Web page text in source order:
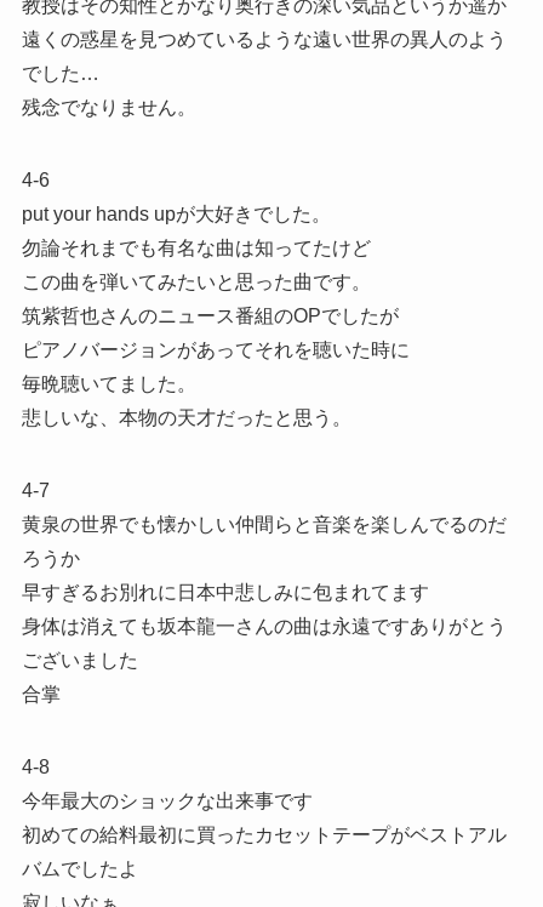
教授はその知性とかなり奥行きの深い気品というか遥か
遠くの惑星を見つめているような遠い世界の異人のよう
でした…
残念でなりません。
4-6
put your hands upが大好きでした。
勿論それまでも有名な曲は知ってたけど
この曲を弾いてみたいと思った曲です。
筑紫哲也さんのニュース番組のOPでしたが
ピアノバージョンがあってそれを聴いた時に
毎晩聴いてました。
悲しいな、本物の天才だったと思う。
4-7
黄泉の世界でも懐かしい仲間らと音楽を楽しんでるのだ
ろうか
早すぎるお別れに日本中悲しみに包まれてます
身体は消えても坂本龍一さんの曲は永遠ですありがとう
ございました
合掌
4-8
今年最大のショックな出来事です
初めての給料最初に買ったカセットテープがベストアル
バムでしたよ
寂しいなぁ